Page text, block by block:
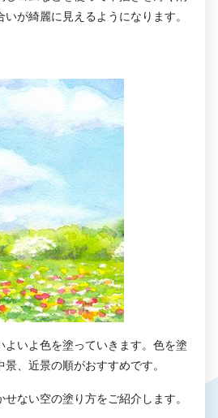
が綺麗に見えるようになります。
よいよ色を塗っていきます。色を塗
、近景の順がおすすめです。
ない空の塗り方をご紹介します。